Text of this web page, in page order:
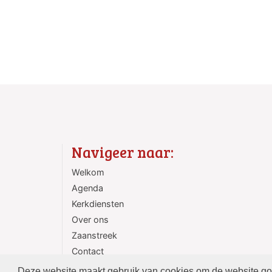
Navigeer naar:
Welkom
Agenda
Kerkdiensten
Over ons
Zaanstreek
Contact
ANBI